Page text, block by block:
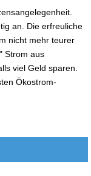
an. Die erfreuliche
nicht mehr teurer
Strom aus
viel Geld sparen.
Ökostrom-